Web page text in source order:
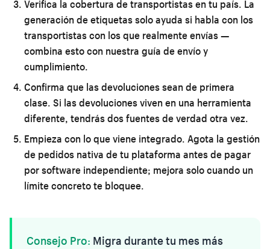
Verifica la cobertura de transportistas en tu país. La
generación de etiquetas solo ayuda si habla con los
transportistas con los que realmente envías —
combina esto con nuestra guía de envío y
cumplimiento.
Confirma que las devoluciones sean de primera
clase. Si las devoluciones viven en una herramienta
diferente, tendrás dos fuentes de verdad otra vez.
Empieza con lo que viene integrado. Agota la gestión
de pedidos nativa de tu plataforma antes de pagar
por software independiente; mejora solo cuando un
límite concreto te bloquee.
Consejo Pro: Migra durante tu mes más